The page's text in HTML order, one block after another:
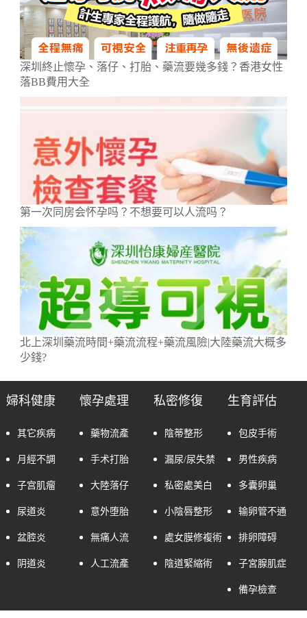
深圳終止懷孕、落仔、打胎、藥流要幾多錢？香港女性
落BB費用大全
第一次同房会怀孕吗？不想要可以人流吗？
北上深圳藥流時間+藥流流程+藥流風險|大陸藥流大概多
少錢?
婦科健康
其它疾病
月經不調
子宫肌瘤
尿道炎
盆腔炎
阴道炎
懷孕處理
藥物流產
手术打胎
大陸落仔
意外堕胎
無痛人流
人工流產
私密修復
陰蒂整形
漏尿/尿失禁
私密處美白
小陰唇整形
處女膜修複術
陰道緊縮術
生育評估
包皮手術
男性疾病
多囊卵巢
输卵管不通
排卵障碍
子宮腺肌症
備孕檢查